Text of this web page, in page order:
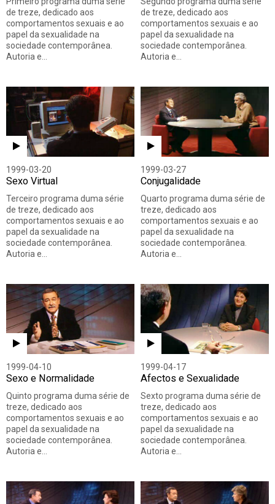
de treze, dedicado aos
comportamentos sexuais e ao
papel da sexualidade na
sociedade contemporânea.
Autoria e…
de treze, dedicado aos
comportamentos sexuais e ao
papel da sexualidade na
sociedade contemporânea.
Autoria e…
1999-03-20
Sexo Virtual
Terceiro programa duma série
de treze, dedicado aos
comportamentos sexuais e ao
papel da sexualidade na
sociedade contemporânea.
Autoria e…
1999-03-27
Conjugalidade
Quarto programa duma série de
treze, dedicado aos
comportamentos sexuais e ao
papel da sexualidade na
sociedade contemporânea.
Autoria e…
1999-04-10
Sexo e Normalidade
Quinto programa duma série de
treze, dedicado aos
comportamentos sexuais e ao
papel da sexualidade na
sociedade contemporânea.
Autoria e…
1999-04-17
Afectos e Sexualidade
Sexto programa duma série de
treze, dedicado aos
comportamentos sexuais e ao
papel da sexualidade na
sociedade contemporânea.
Autoria e…